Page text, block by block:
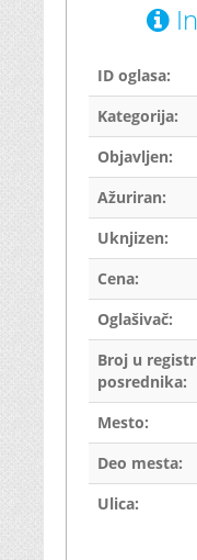
ID oglasa:
Kategorija:
Objavljen:
Ažuriran:
Uknjizen:
Cena:
Oglašivač:
Broj u
posrednika:
Mesto:
Deo mesta:
Ulica: